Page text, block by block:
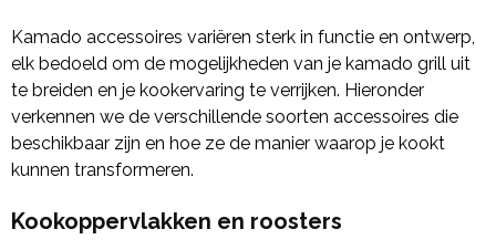
Kamado accessoires variëren sterk in functie en ontwerp,
elk bedoeld om de mogelijkheden van je kamado grill uit
te breiden en je kookervaring te verrijken. Hieronder
verkennen we de verschillende soorten accessoires die
beschikbaar zijn en hoe ze de manier waarop je kookt
kunnen transformeren.
Kookoppervlakken en roosters